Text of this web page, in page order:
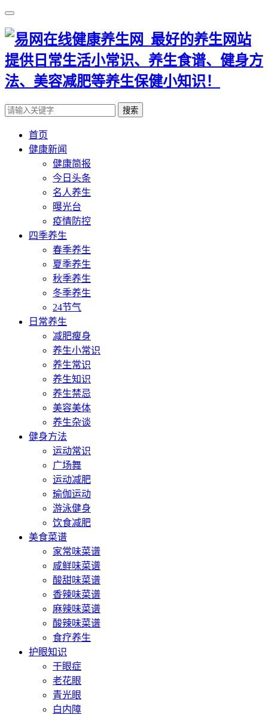
搜索
首页
健康新闻
健康简报
今日头条
名人养生
曝光台
疫情防控
四季养生
春季养生
夏季养生
秋季养生
冬季养生
24节气
日常养生
减肥瘦身
养生小常识
养生常识
养生知识
养生禁忌
美容美体
养生杂谈
健身方法
运动常识
广场舞
运动减肥
瑜伽运动
游泳健身
饮食减肥
美食菜谱
家常味菜谱
咸鲜味菜谱
酸甜味菜谱
香辣味菜谱
麻辣味菜谱
酸辣味菜谱
食疗养生
护眼知识
干眼症
老花眼
青光眼
白内障